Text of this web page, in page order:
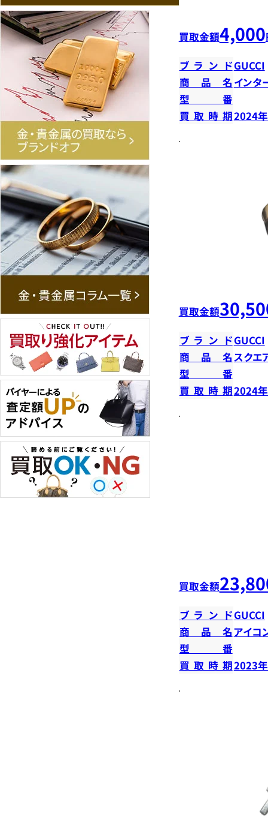
買取金額4,000
ブランドGUCCI
商品名 インタ
型番
買取時期2024
買取金額
ブランドGUCCI
商品名スクエ
型番
買取時期2024
買取金額
ブランドGUCCI
商品名アイコ
型番
買取時期2023